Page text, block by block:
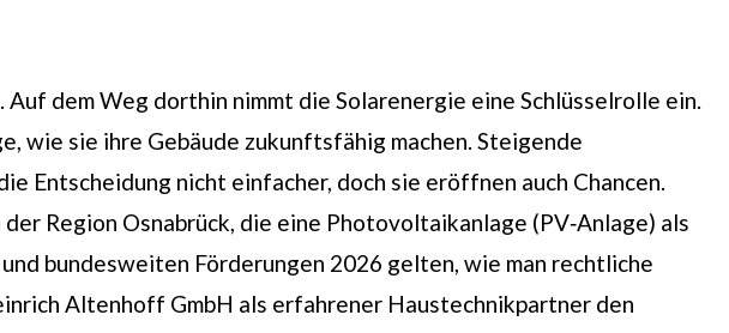
dem Weg dorthin nimmt die Solarenergie eine Schlüsselrolle ein.
wie sie ihre Gebäude zukunftsfähig machen. Steigende
Entscheidung nicht einfacher, doch sie eröffnen auch Chancen.
Region Osnabrück, die eine Photovoltaikanlage (PV‑Anlage) als
bundesweiten Förderungen 2026 gelten, wie man rechtliche
Altenhoff GmbH als erfahrener Haustechnikpartner den